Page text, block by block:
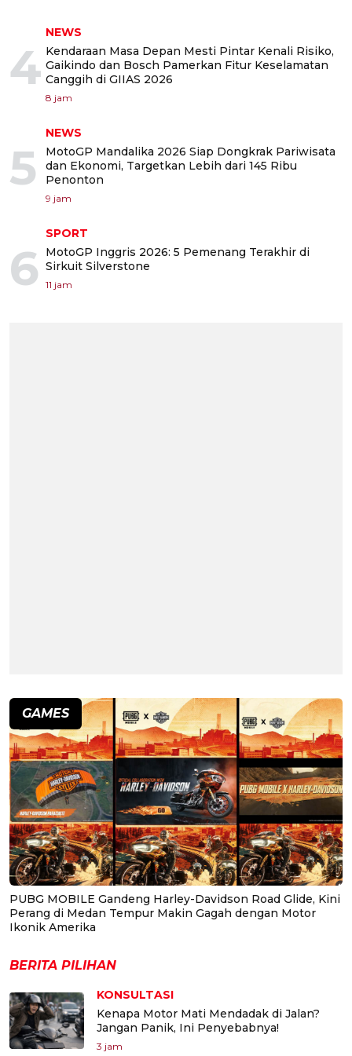
4
NEWS
Kendaraan Masa Depan Mesti Pintar Kenali Risiko,
Gaikindo dan Bosch Pamerkan Fitur Keselamatan
Canggih di GIIAS 2026
8 jam
5
NEWS
MotoGP Mandalika 2026 Siap Dongkrak Pariwisata
dan Ekonomi, Targetkan Lebih dari 145 Ribu
Penonton
9 jam
6
SPORT
MotoGP Inggris 2026: 5 Pemenang Terakhir di
Sirkuit Silverstone
11 jam
GAMES
PUBG MOBILE Gandeng Harley-Davidson Road Glide, Kini
Perang di Medan Tempur Makin Gagah dengan Motor
Ikonik Amerika
BERITA PILIHAN
KONSULTASI
Kenapa Motor Mati Mendadak di Jalan?
Jangan Panik, Ini Penyebabnya!
3 jam